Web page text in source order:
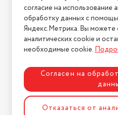
2026 © Интернет-магазин
Политика
Разработка сайта
согласие на использование
обработку данных с
Яндекс.Метрика. Вы можете
аналитических cookie и
необходимые cookie.
Согласен на
Отказаться от